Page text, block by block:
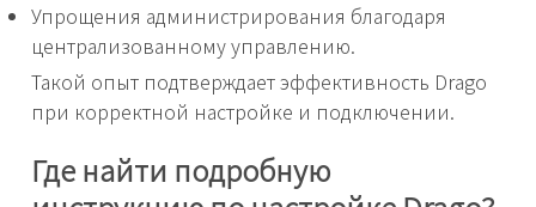
Упрощения администрирования благодаря
централизованному управлению.
Такой опыт подтверждает эффективность Drago
при корректной настройке и подключении.
Где найти подробную